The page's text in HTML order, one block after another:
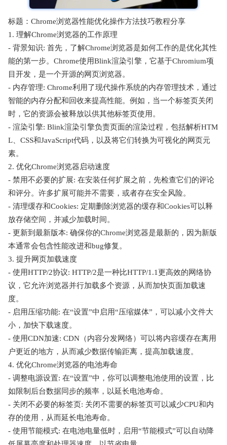
标题：Chrome浏览器性能优化操作方法技巧教程分享
1. 理解Chrome浏览器的工作原理
- 背景知识: 首先，了解Chrome浏览器是如何工作的是优化其性
能的第一步。Chrome使用Blink渲染引擎，它基于Chromium项
目开发，是一个开源的网页浏览器。
- 内存管理: Chrome利用了现代操作系统的内存管理技术，通过
智能的内存分配和回收来提高性能。例如，当一个标签页关闭
时，它的资源会被释放以供其他标签页使用。
- 渲染引擎: Blink渲染引擎负责页面的渲染过程，包括解析HTM
L、CSS和JavaScript代码，以及将它们转换为可视化的网页元
素。
2. 优化Chrome浏览器启动速度
- 禁用不必要的扩展: 在安装任何扩展之前，先检查它们的评论
和评分。许多扩展可能并不需要，或者存在安全风险。
- 清理缓存和Cookies: 定期删除浏览器的缓存和Cookies可以释
放存储空间，并减少加载时间。
- 更新到最新版本: 确保你的Chrome浏览器是最新的，因为新版
本通常会包含性能改进和bug修复。
3. 提升网页加载速度
- 使用HTTP/2协议: HTTP/2是一种比HTTP/1.1更高效的网络协
议，它允许浏览器并行加载多个资源，从而加快页面加载速
度。
- 启用压缩功能: 在“设置”中启用“压缩媒体”，可以减小文件大
小，加快下载速度。
- 使用CDN加速: CDN（内容分发网络）可以将内容缓存在离用
户更近的地方，从而减少数据传输距离，提高加载速度。
4. 优化Chrome浏览器的电池寿命
- 调整电源设置: 在“设置”中，你可以调整电池使用的设置，比
如限制后台数据同步的频率，以延长电池寿命。
- 关闭不必要的标签页: 关闭不需要的标签页可以减少CPU和内
存的使用，从而延长电池寿命。
- 使用节能模式: 在电池电量低时，启用“节能模式”可以自动降